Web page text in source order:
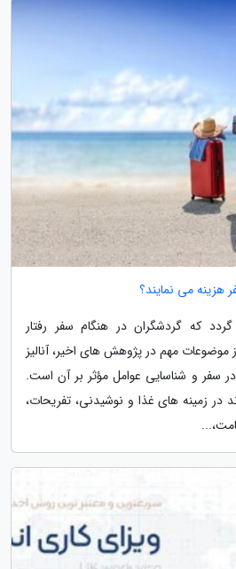
هزینه می نمایند؟
که گردشگران در هنگام سفر رفتار
موضوعات مهم در پژوهش های اخیر، آنالیز
در سفر و شناسایی عوامل مؤثر بر آن است.
در زمینه های غذا و نوشیدنی، تفریحات،